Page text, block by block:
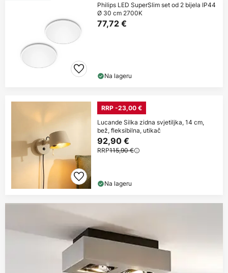
Philips LED SuperSlim set od 2 bijela IP44
Ø 30 cm 2700K
77,72 €
Na lageru
RRP -23,00 €
Lucande Silka zidna svjetiljka, 14 cm,
bež, fleksibilna, utikač
92,90 €
RRP115,90 €
Na lageru